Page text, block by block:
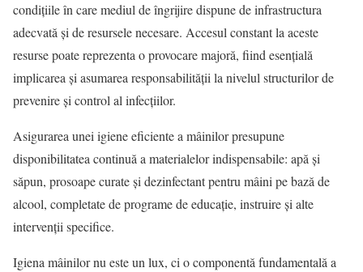
condițiile în care mediul de îngrijire dispune de infrastructura
adecvată și de resursele necesare. Accesul constant la aceste
resurse poate reprezenta o provocare majoră, fiind esențială
implicarea și asumarea responsabilității la nivelul structurilor de
prevenire și control al infecțiilor.
Asigurarea unei igiene eficiente a mâinilor presupune
disponibilitatea continuă a materialelor indispensabile: apă și
săpun, prosoape curate și dezinfectant pentru mâini pe bază de
alcool, completate de programe de educație, instruire și alte
intervenții specifice.
Igiena mâinilor nu este un lux, ci o componentă fundamentală a